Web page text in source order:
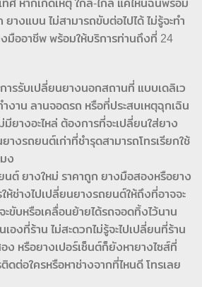
ทศ หากเกิดเหตุ ใกล้-ไกล แค่ไหนฉันพร้อม
ยางแบน ไม่สามารถขับต่อไปได้ ไม่รู้จะทำ
มืออาชีพ พร้อมให้บริการท่านถึงที่ 24
ารรับเปลี่ยนยางนอกสถานที่ แบบเดลิเว
ำงาน ลานจอดรถ หรือที่ประสบเหตุฉุกเฉิน
ยางอะไหล่ ต้องการที่จะเปลี่ยนใส่ยาง
างรถยนต์เก่าที่ชำรุดสามารถโทรเรียกใช้
ง
ต์ ยางใหม่ ราคาถูก ยางมือสองหรือยาง
ห้ช่างไปเปลี่ยนยางรถยนต์ให้ถึงที่อาจจะ
ะขับหรือเคลื่อนย้ายได้รถจอดทิ้งไว้นาน
เองที่ร้าน ไม่สะดวกไม่รู้จะไปเปลี่ยนที่ร้าน
ง หรือยางเปอร์เซ็นต์ก็ยังหายางไซส์ที่
ติดต่อใครหรือหาช่างจากที่ไหนดี โทรเลย